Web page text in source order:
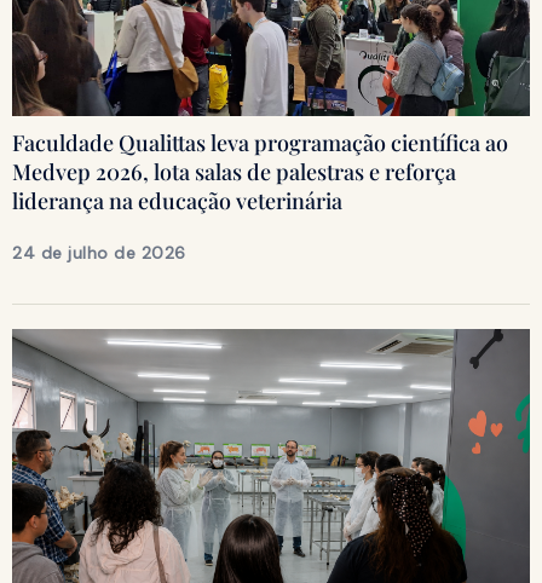
Faculdade Qualittas leva programação científica ao
Medvep 2026, lota salas de palestras e reforça
liderança na educação veterinária
24 de julho de 2026